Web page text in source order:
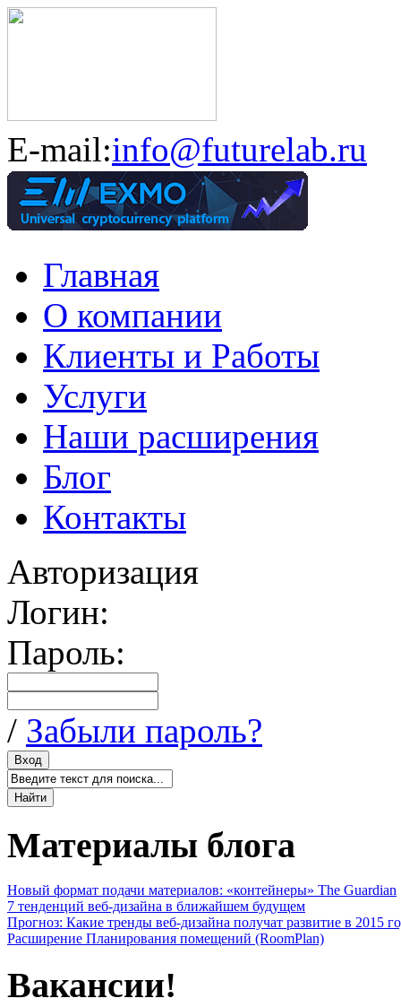
E-mail:info@futurelab.ru
Главная
О компании
Клиенты и Работы
Услуги
Наши расширения
Блог
Контакты
Авторизация
Логин:
Пароль:
/ Забыли пароль?
Материалы блога
Новый формат подачи материалов: «контейнеры» The Guardian
7 тенденций веб-дизайна в ближайшем будущем
Прогноз: Какие тренды веб-дизайна получат развитие в 2015
Расширение Планирования помещений (RoomPlan)
Вакансии!